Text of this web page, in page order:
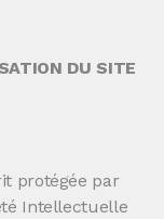
DU SITE
protégée par
Intellectuelle